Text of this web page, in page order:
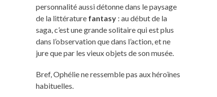
personnalité aussi détonne dans le paysage
de la littérature fantasy : au début de la
saga, c’est une grande solitaire qui est plus
dans l’observation que dans l’action, et ne
jure que par les vieux objets de son musée.
Bref, Ophélie ne ressemble pas aux héroïnes
habituelles.